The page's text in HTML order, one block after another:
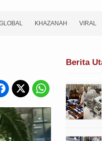
KHAZANAH VIRAL
Berita